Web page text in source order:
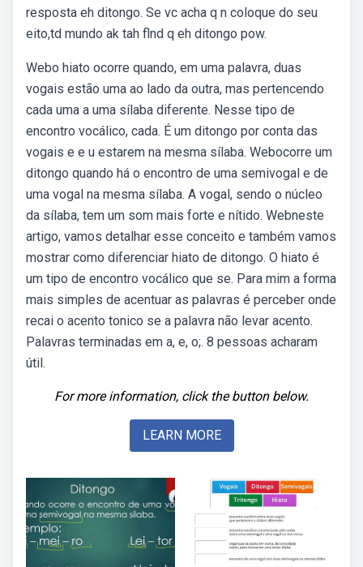
resposta eh ditongo. Se vc acha q n coloque do seu
eito,td mundo ak tah flnd q eh ditongo pow.
Webo hiato ocorre quando, em uma palavra, duas
vogais estão uma ao lado da outra, mas pertencendo
cada uma a uma sílaba diferente. Nesse tipo de
encontro vocálico, cada. É um ditongo por conta das
vogais e e u estarem na mesma sílaba. Webocorre um
ditongo quando há o encontro de uma semivogal e de
uma vogal na mesma sílaba. A vogal, sendo o núcleo
da sílaba, tem um som mais forte e nítido. Webneste
artigo, vamos detalhar esse conceito e também vamos
mostrar como diferenciar hiato de ditongo. O hiato é
um tipo de encontro vocálico que se. Para mim a forma
mais simples de acentuar as palavras é perceber onde
recai o acento tonico se a palavra não levar acento.
Palavras terminadas em a, e, o;. 8 pessoas acharam
útil.
For more information, click the button below.
LEARN MORE